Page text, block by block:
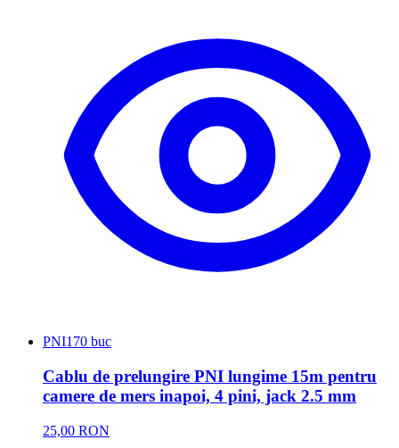
PNI170 buc
Cablu de prelungire PNI lungime 15m pentru
camere de mers inapoi, 4 pini, jack 2.5 mm
25,00 RON